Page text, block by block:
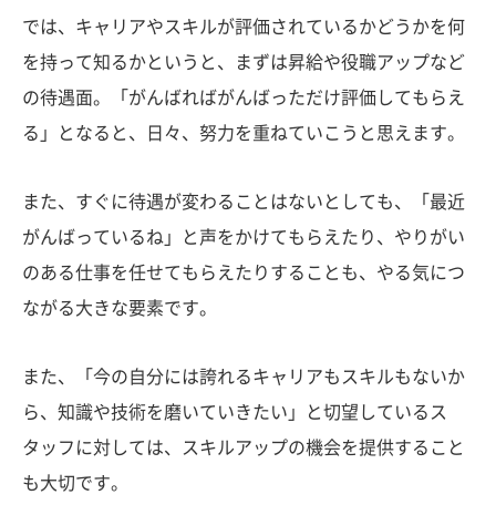
では、キャリアやスキルが評価されているかどうかを何
を持って知るかというと、まずは昇給や役職アップなど
の待遇面。「がんばればがんばっただけ評価してもらえ
る」となると、日々、努力を重ねていこうと思えます。
また、すぐに待遇が変わることはないとしても、「最近
がんばっているね」と声をかけてもらえたり、やりがい
のある仕事を任せてもらえたりすることも、やる気につ
ながる大きな要素です。
また、「今の自分には誇れるキャリアもスキルもないか
ら、知識や技術を磨いていきたい」と切望しているス
タッフに対しては、スキルアップの機会を提供すること
も大切です。